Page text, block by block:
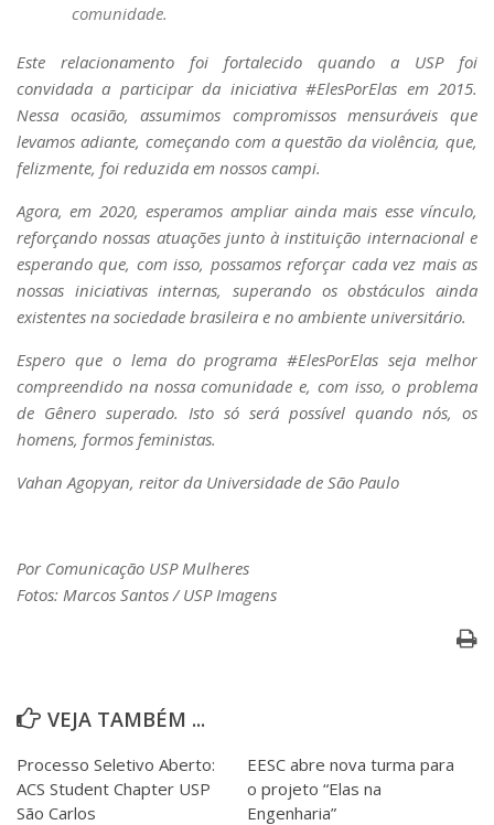
comunidade.
Este relacionamento foi fortalecido quando a USP foi
convidada a participar da iniciativa #ElesPorElas em 2015.
Nessa ocasião, assumimos compromissos mensuráveis que
levamos adiante, começando com a questão da violência, que,
felizmente, foi reduzida em nossos campi.
Agora, em 2020, esperamos ampliar ainda mais esse vínculo,
reforçando nossas atuações junto à instituição internacional e
esperando que, com isso, possamos reforçar cada vez mais as
nossas iniciativas internas, superando os obstáculos ainda
existentes na sociedade brasileira e no ambiente universitário.
Espero que o lema do programa #ElesPorElas seja melhor
compreendido na nossa comunidade e, com isso, o problema
de Gênero superado. Isto só será possível quando nós, os
homens, formos feministas.
Vahan Agopyan, reitor da Universidade de São Paulo
Por Comunicação USP Mulheres
Fotos: Marcos Santos / USP Imagens
VEJA TAMBÉM ...
Processo Seletivo Aberto:
ACS Student Chapter USP
São Carlos
EESC abre nova turma para
o projeto “Elas na
Engenharia”